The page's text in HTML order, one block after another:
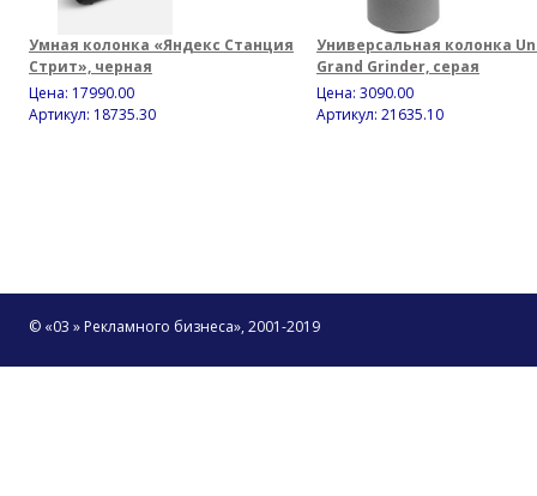
Умная колонка «Яндекс Станция
Стрит», черная
Цена: 17990.00
Артикул: 18735.30
Универсальная колонка
Grand Grinder, серая
Цена: 3090.00
Артикул: 21635.10
© «03 » Рекламного бизнеса», 2001-2019